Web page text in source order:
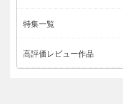
特集一覧
高評価レビュー作品